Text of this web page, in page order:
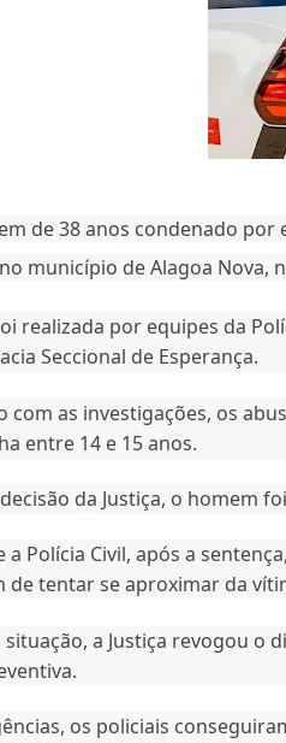
de 38 anos condenado
município de Alagoa Nova,
realizada por equipes da
Seccional de Esperança.
com as investigações, os
entre 14 e 15 anos.
da Justiça, o homem
a Polícia Civil, após a
de tentar se aproximar da
situação, a Justiça revogou
os policiais